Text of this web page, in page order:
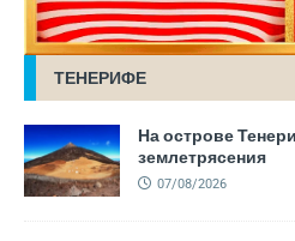
ТЕНЕРИФЕ
На острове
землетрясения
07/08/2026